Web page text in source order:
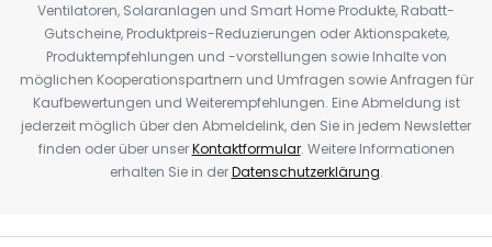
Ventilatoren, Solaranlagen und Smart Home Produkte, Rabatt-
Gutscheine, Produktpreis-Reduzierungen oder Aktionspakete,
Produktempfehlungen und -vorstellungen sowie Inhalte von
möglichen Kooperationspartnern und Umfragen sowie Anfragen für
Kaufbewertungen und Weiterempfehlungen. Eine Abmeldung ist
jederzeit möglich über den Abmeldelink, den Sie in jedem Newsletter
finden oder über unserKontaktformular. Weitere Informationen
erhalten Sie in derDatenschutzerklärung.